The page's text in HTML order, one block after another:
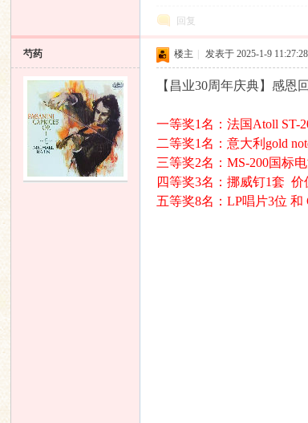
回复
芍药 楼主 发表于 2025-1-9 11:27:28
【昌业30周年庆典】感恩
一等奖1名：法国Atoll ST-
二等奖1名：意大利gold
三等奖2名：MS-200国标
四等奖3名：挪威钉1套 价
五等奖8名：LP唱片3位 和